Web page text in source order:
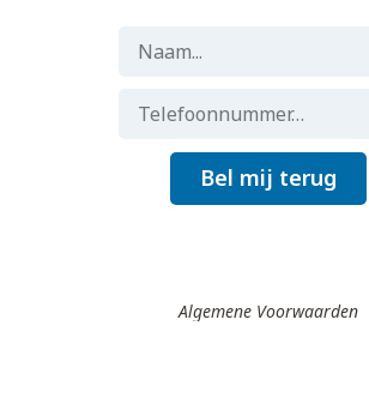
Bel mij terug
Algemene Voorwaarden